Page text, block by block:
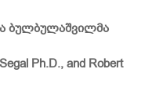
ბულბულაშვილმა
Ph.D., and Robert